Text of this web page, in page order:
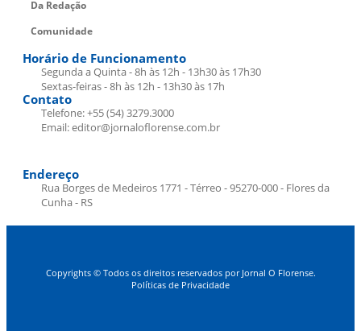
Da Redação
Comunidade
Horário de Funcionamento
Segunda a Quinta - 8h às 12h - 13h30 às 17h30
Sextas-feiras - 8h às 12h - 13h30 às 17h
Contato
Telefone: +55 (54) 3279.3000
Email: editor@jornaloflorense.com.br
Endereço
Rua Borges de Medeiros 1771 - Térreo - 95270-000 - Flores da
Cunha - RS
Copyrights © Todos os direitos reservados por Jornal O Florense.
Políticas de Privacidade